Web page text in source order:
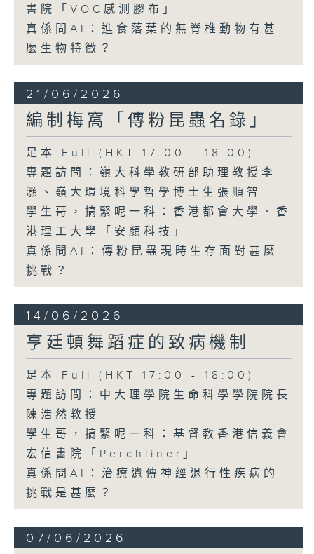
書院「VOC感測膠布」
真係問AI：進食落葉的無脊椎動物有甚
麼生物特徵？
21/06/2026
編制梅窩「傳粉昆蟲名錄」
足本 Full (HKT 17:00 - 18:00)
專題訪問：嶺大科學教研部助理教授李
灝、嶺大環境科學哲學博士生張順智
學生哥，搞緊呢一科：香港都會大學、香
港理工大學「安顏科技」
真係問AI：傳粉昆蟲現時生存面對甚麼
挑戰？
14/06/2026
亨廷頓舞蹈症的致病機制
足本 Full (HKT 17:00 - 18:00)
專題訪問：中大理學院生命科學學院院長
陳浩然教授
學生哥，搞緊呢一科：基督教香港信義會
宏信書院「Perchliner」
真係問AI：治療遺傳神經退行性疾病的
挑戰是甚麼？
07/06/2026